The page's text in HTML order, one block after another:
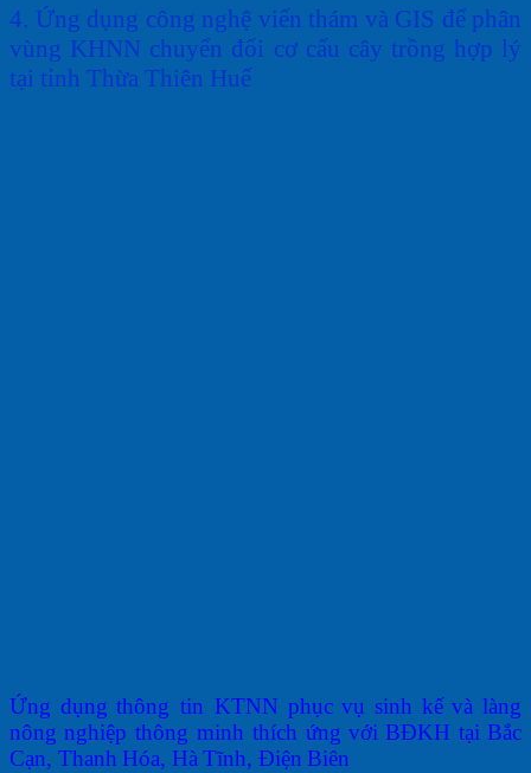
4. Ứng dụng công nghệ viến thám vàGIS để phân
vùng KHNN chuyển đổi cơ cấu cây trồng hợp lý
tại tỉnh Thừa Thiên Huế
Ứng dụng thông tin KTNN phục vụ sinh kế và làng
nông nghiệp thông minhthích ứng với BĐKH tại Bắc
Cạn, Thanh Hóa, Hà Tĩnh, Điện Biên